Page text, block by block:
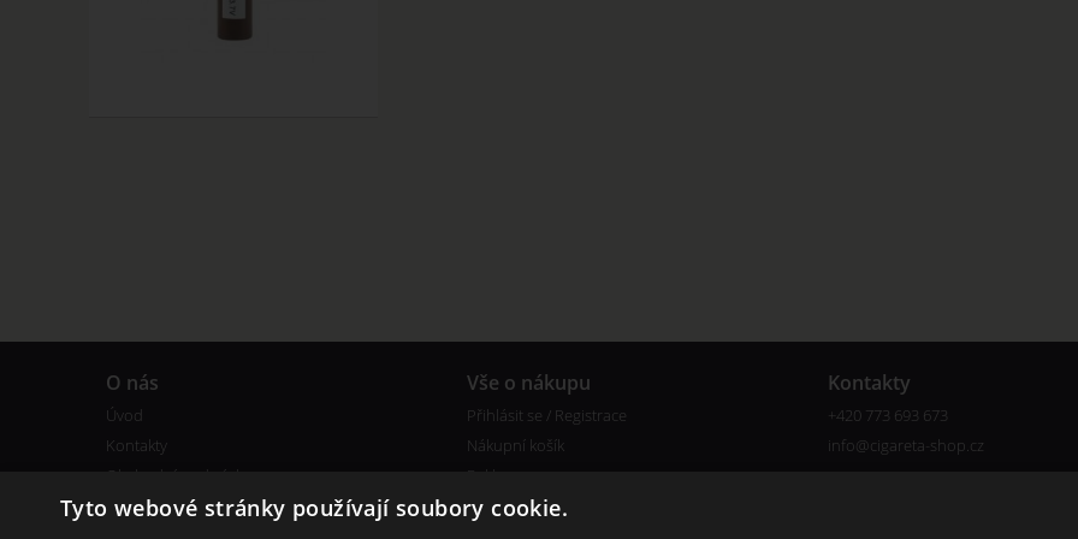
O nás
Úvod
Kontakty
Obchodní podmínky
Bonusový program
Vše o nákupu
Přihlásit se / Registrace
Nákupní košík
Reklamace
Certifikáty
Kontakty
+420 773 693 673
info@cigareta-shop.cz
Tyto webové stránky používají soubory cookie.